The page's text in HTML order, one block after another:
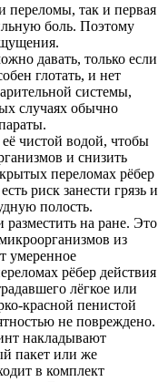
переломы, так и первая
боль. Поэтому
давать, только если
глотать, и нет
системы,
случаях обычно
чистой водой, чтобы
и снизить
переломах рёбер
риск занести грязь и
полость.
разместить на ране. Это
из
умеренное
рёбер действия
лёгкое или
красной пенистой
не повреждено.
накладывают
пакет или же
в комплект